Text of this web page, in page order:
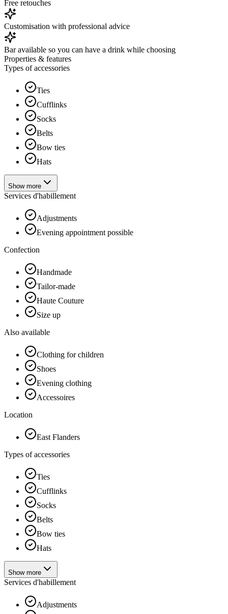
Free retouches
Customisation with professional advice
Bar available so you can have a drink while choosing
Properties & features
Types of accessories
Ties
Cufflinks
Socks
Belts
Bow ties
Hats
Show more
Services d'habillement
Adjustments
Evening appointment possible
Confection
Handmade
Tailor-made
Haute Couture
Size up
Also available
Clothing for children
Shoes
Evening clothing
Accessoires
Location
East Flanders
Types of accessories
Ties
Cufflinks
Socks
Belts
Bow ties
Hats
Show more
Services d'habillement
Adjustments